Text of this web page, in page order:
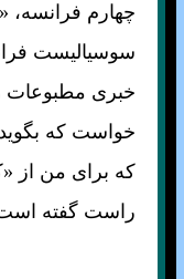
چهارم فرانسه،
سوسياليست
خبری مطبوعات
خواست که
که برای من از
راست گفته